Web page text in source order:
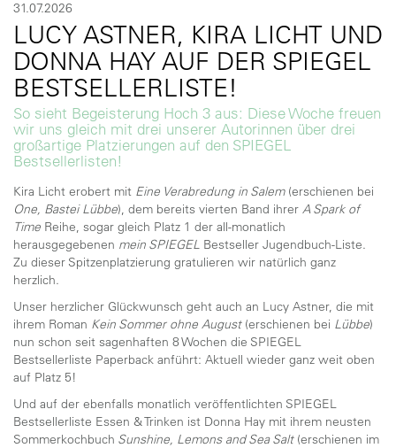
31.07.2026
LUCY ASTNER, KIRA LICHT UND
DONNA HAY AUF DER SPIEGEL
BESTSELLERLISTE!
So sieht Begeisterung Hoch 3 aus: Diese Woche freuen
wir uns gleich mit drei unserer Autorinnen über drei
großartige Platzierungen auf den SPIEGEL
Bestsellerlisten!
Kira Licht erobert mit Eine Verabredung in Salem(erschienen bei
One, Bastei Lübbe), dem bereits vierten Band ihrer A Spark of
Time Reihe, sogar gleich Platz 1 der all-monatlich
herausgegebenen mein SPIEGEL Bestseller Jugendbuch-Liste.
Zu dieser Spitzenplatzierung gratulieren wir natürlich ganz
herzlich.
Unser herzlicher Glückwunsch geht auch an Lucy Astner, die mit
ihrem Roman Kein Sommer ohne August(erschienen bei Lübbe)
nun schon seit sagenhaften 8 Wochen die SPIEGEL
Bestsellerliste Paperback anführt: Aktuell wieder ganz weit oben
auf Platz 5!
Und auf der ebenfalls monatlich veröffentlichten SPIEGEL
Bestsellerliste Essen & Trinken ist Donna Hay mit ihrem neusten
Sommerkochbuch Sunshine, Lemons and Sea Salt(erschienen im